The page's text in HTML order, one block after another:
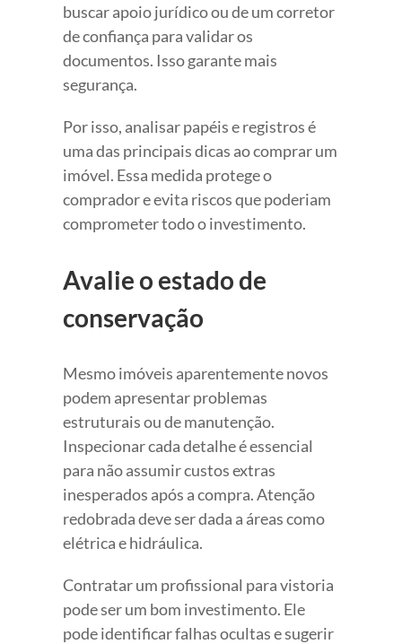
buscar apoio jurídico ou de um corretor
de confiança para validar os
documentos. Isso garante mais
segurança.
Por isso, analisar papéis e registros é
uma das principais dicas ao comprar um
imóvel. Essa medida protege o
comprador e evita riscos que poderiam
comprometer todo o investimento.
Avalie o estado de
conservação
Mesmo imóveis aparentemente novos
podem apresentar problemas
estruturais ou de manutenção.
Inspecionar cada detalhe é essencial
para não assumir custos extras
inesperados após a compra. Atenção
redobrada deve ser dada a áreas como
elétrica e hidráulica.
Contratar um profissional para vistoria
pode ser um bom investimento. Ele
pode identificar falhas ocultas e sugerir